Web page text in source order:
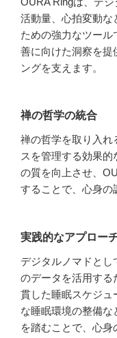
活動量、心拍変動な
ための強力なツー
善に向けた洞察を提
ングを支えます。
禅の哲学の統合
禅の哲学を取り入れ
スを管理する効果
の質を向上させ、
することで、心身の
実践的なアプロー
デジタルノマドとし
のデータを活用する
貫した睡眠スケジュ
な睡眠環境の整備
を踏むことで、心